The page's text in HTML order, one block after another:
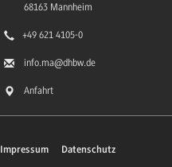
68163 Mannheim
+49 621 4105-0
info.ma@dhbw.de
Anfahrt
Impressum Datenschutz